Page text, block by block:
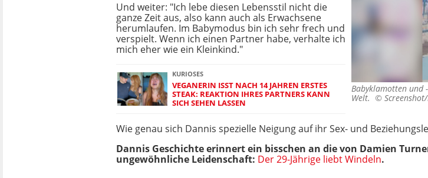
Babyklamotten und
Welt. ©
Und weiter: "Ich lebe diesen Lebensstil nicht die
ganze Zeit aus, also kann auch als Erwachsene
herumlaufen. Im Babymodus bin ich sehr frech und
verspielt. Wenn ich einen Partner habe, verhalte ich
mich eher wie ein Kleinkind."
KURIOSES
VEGANERIN ISST NACH 14 JAHREN ERSTES
STEAK: REAKTION IHRES PARTNERS KANN
SICH SEHEN LASSEN
Wie genau sich Dannis spezielle Neigung auf ihr Sex- und
Dannis Geschichte erinnert ein bisschen an die von Damien
ungewöhnliche Leidenschaft: Der 29-Jährige liebt Windeln.